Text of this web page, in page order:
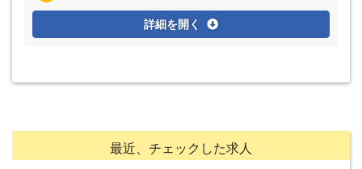
詳細を開く
最近、チェックした求人